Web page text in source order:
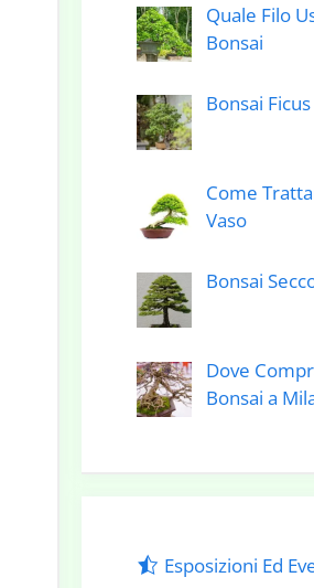
Quale Filo
Bonsai
Bonsai
Come
Vaso
Bonsai
Dove
Bonsai a
Esposizioni Ed